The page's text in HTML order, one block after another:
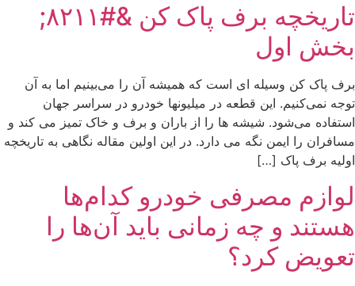
تاریخچه برف پاک کن &#۸۲۱۱;
بخش اول
برف پاک کن وسیله ای است که همیشه آن را می‌بینیم اما به آن
توجه نمی‌کنیم. این قطعه در میلیونها خودرو در سراسر جهان
استفاده می‌شود. شیشه ها را از باران و برف و خاک تمیز می کند و
مسافران را ایمن نگه می دارد. در این اولین مقاله نگاهی به تاریخچه
اولیه برف پاک […]
لوازم مصرفی خودرو کدام‌ها
هستند و چه زمانی باید آن‌ها را
تعویض کرد؟